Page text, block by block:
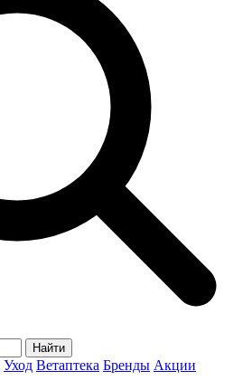
Найти
Уход Ветаптека Бренды Акции